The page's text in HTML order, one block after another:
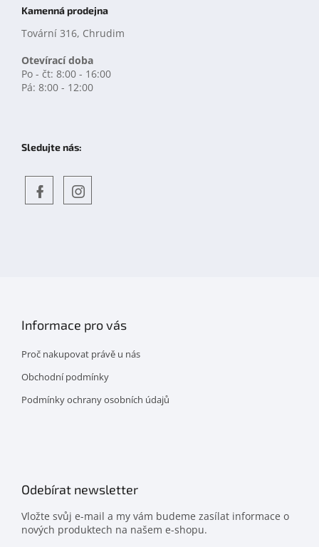
Kamenná prodejna
Tovární 316, Chrudim
Otevírací doba
Po - čt: 8:00 - 16:00
Pá: 8:00 - 12:00
Sledujte nás:
Informace pro vás
Proč nakupovat právě u nás
Obchodní podmínky
Podmínky ochrany osobních údajů
Odebírat newsletter
Vložte svůj e-mail a my vám budeme zasílat informace o
nových produktech na našem e-shopu.